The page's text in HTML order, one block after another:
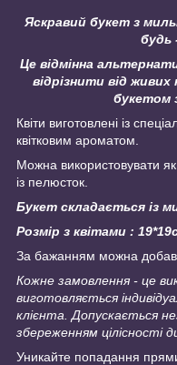
Яскравий букет з
будь
Це відмінна
відрізнити від
букетом
Квіти виготовлені із
квітковим ароматом.
Можна використовувати
із пелюсток.
Букет складається із
Розмір з квітами :
За бажанням можна
Кожне замовлення - це
виготовляється
клієнта. Допускається
збереженням цілісності
Уникайте попадання